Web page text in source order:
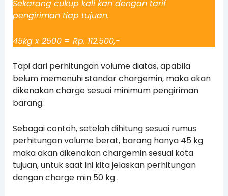
Sekarang cukup kali kan dengan tarif
pengiriman tiap tujuan.
45kg x 2500 = Rp. 112.500,-
Tapi dari perhitungan volume diatas, apabila
belum memenuhi standar chargemin, maka akan
dikenakan charge sesuai minimum pengiriman
barang.
Sebagai contoh, setelah dihitung sesuai rumus
perhitungan volume berat, barang hanya 45 kg
maka akan dikenakan chargemin sesuai kota
tujuan, untuk saat ini kita jelaskan perhitungan
dengan charge min 50 kg .